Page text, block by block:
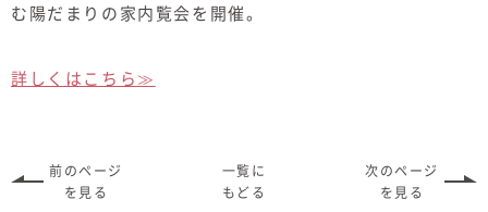
ニュース
オーナー様Q&A
む陽だまりの家内覧会を開催。
詳しくはこちら≫
前のページ
を見る
一覧に
もどる
次のページ
を見る